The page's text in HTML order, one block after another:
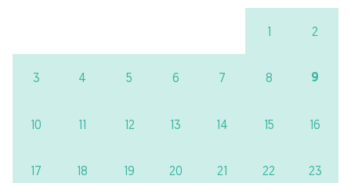
1 2
3 4 5 6 7 8 9
10 11 12 13 14 15 16
17 18 19 20 21 22 23